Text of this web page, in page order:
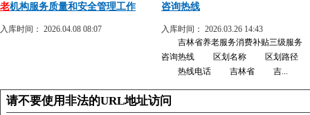
老机构服务质量和安全管理工作
入库时间： 2026.04.08 08:07
咨询热线
入库时间： 2026.03.26 14:43
吉林省养老服务消费补贴三级服务
咨询热线 区划名称 区划路径
热线电话 吉林省 吉...